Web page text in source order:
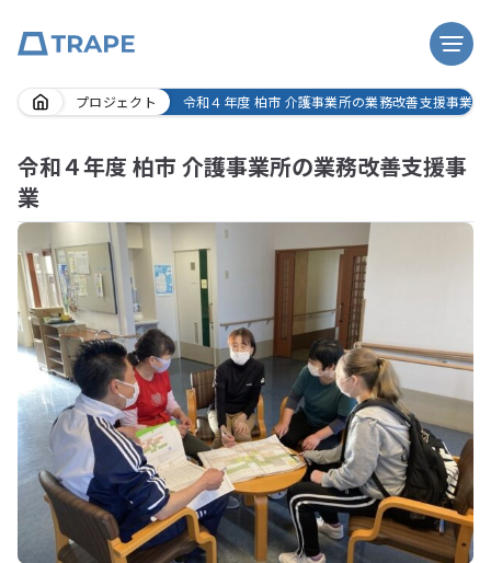
Skip
content
プロジェクト 令和４年度 柏市 介護事業所の業務改善支援事業
令和４年度 柏市 介護事業所の業務改善支援事
業